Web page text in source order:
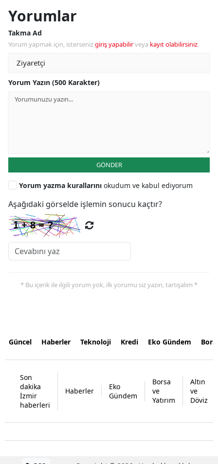
Yorumlar
Takma Ad
Yorum yapmak için, istersenizgiriş yapabilirveya kayıt olabilirsiniz.
Yorum Yazın (500 Karakter)
GÖNDER
Yorum yazma kurallarını okudum ve kabul ediyorum
Aşağıdaki görselde işlemin sonucu kaçtır?
* Bu içerik ile ilgili yorum yok, ilk yorumu siz yazın, tartışalım *
Güncel Haberler Teknoloji Kredi Eko Gündem
Son
dakika
İzmir
haberleri
Haberler
Eko
Gündem
Borsa
ve
Yatırım
Altın
ve
Döviz